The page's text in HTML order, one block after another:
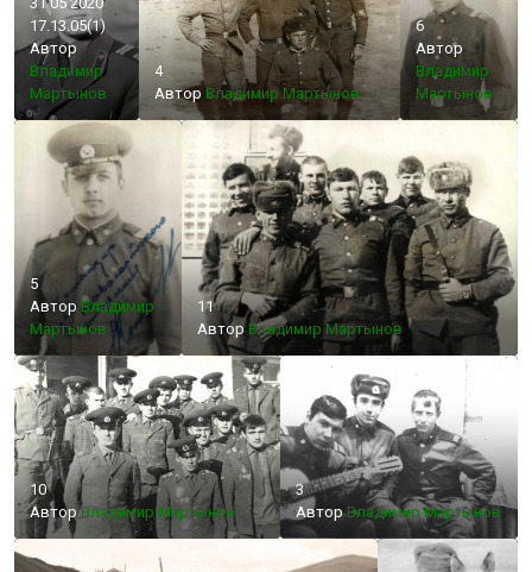
17.13.05(1)
Автор
Владимир
Мартынов
4
Автор Владимир Мартынов
6
Автор
Владимир
Мартынов
5
Автор Владимир
Мартынов
11
АвторВладимир Мартынов
10
АвторВладимир Мартынов
3
АвторВладимир Мартынов